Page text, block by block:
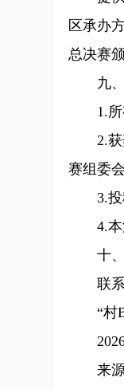
区承办
总决赛颁
九、
1.所有
2.获奖
赛组委
3.投稿
4.本活
十、
联系
“村
2026
来源